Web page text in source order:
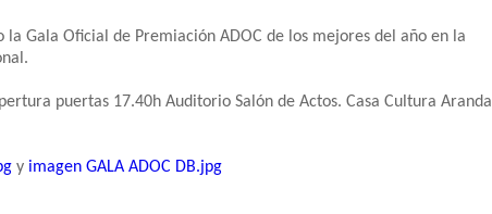
Gala Oficial de Premiación ADOC de los mejores del año en la
puertas 17.40h Auditorio Salón de Actos. Casa Cultura Aranda
y imagen GALA ADOC DB.jpg